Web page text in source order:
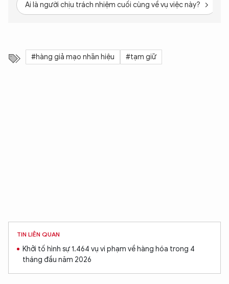
Ai là người chịu trách nhiệm cuối cùng về vụ việc này?
#hàng giả mạo nhãn hiệu #tạm giữ
TIN LIÊN QUAN
Khởi tố hình sự 1.464 vụ vi phạm về hàng hóa trong 4
tháng đầu năm 2026